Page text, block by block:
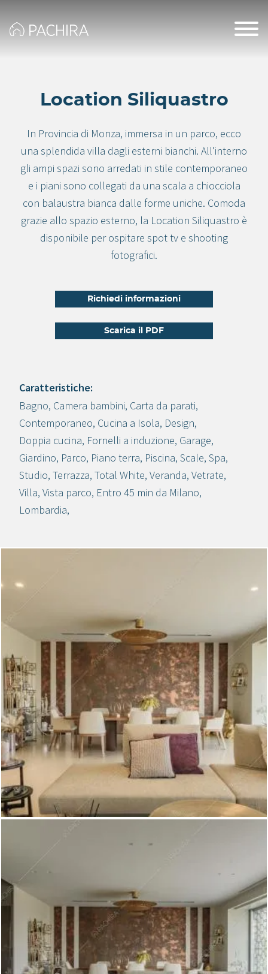
Location Siliquastro
In Provincia di Monza, immersa in un parco, ecco
una splendida villa dagli esterni bianchi. All'interno
gli ampi spazi sono arredati in stile contemporaneo
e i piani sono collegati da una scala a chiocciola
con balaustra bianca dalle forme uniche. Comoda
grazie allo spazio esterno, la Location Siliquastro è
disponibile per ospitare spot tv e shooting
fotografici.
Richiedi informazioni
Scarica il PDF
Crea progetto
Caratteristiche:
Bagno, Camera bambini, Carta da parati,
Contemporaneo, Cucina a Isola, Design,
Doppia cucina, Fornelli a induzione, Garage,
Giardino, Parco, Piano terra, Piscina, Scale, Spa,
Studio, Terrazza, Total White, Veranda, Vetrate,
Villa, Vista parco, Entro 45 min da Milano,
Lombardia,